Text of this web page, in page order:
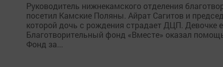
Руководитель нижнекамского отделения
посетил Камские Поляны. Айрат Сагитов и
которой дочь с рождения страдает ДЦП. Девочке
Благотворительный фонд «Вместе» оказал
Фонд за...